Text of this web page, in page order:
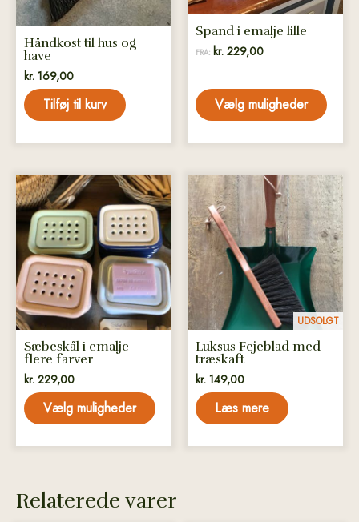
Håndkost til hus og
have
kr. 169,00
Tilføj til kurv
Spand i emalje lille
FRA: kr. 229,00
Vælg muligheder
vælges
på
varesiden
Sæbeskål i emalje –
flere farver
kr. 229,00
Vælg muligheder
Dette
vare
har
flere
varianter.
Mulighederne
kan
vælges
varesiden
UDSOLGT
Luksus Fejeblad med
træskaft
kr. 149,00
Læs mere
Relaterede varer